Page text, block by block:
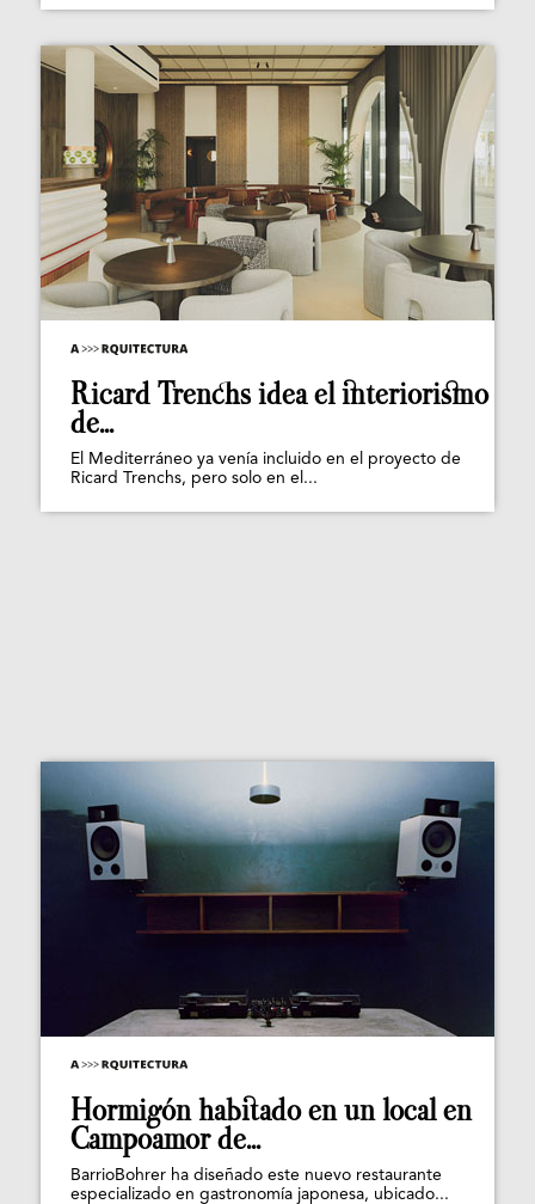
Ricard Trenchs idea el interiorismo
de...
El Mediterráneo ya venía incluido en el proyecto de
Ricard Trenchs, pero solo en el...
Hormigón habitado en un local en
Campoamor de...
BarrioBohrer ha diseñado este nuevo restaurante
especializado en gastronomía japonesa, ubicado...